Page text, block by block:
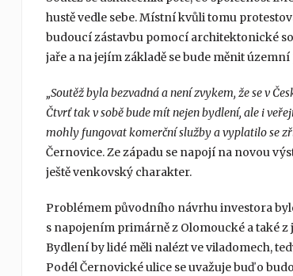
hustě vedle sebe. Místní kvůli tomu
budoucí zástavbu pomocí architektonické
jaře a na jejím základě se bude měnit územní
„Soutěž byla bezvadná a není zvykem, že se v
Čtvrť tak v sobě bude mít nejen bydlení, ale i
mohly fungovat komerční služby a vyplatilo se
Černovice. Ze západu se napojí na novou
ještě venkovský charakter.
Problémem původního návrhu investora
s napojením primárně z Olomoucké a také
Bydlení by lidé měli nalézt ve viladomech,
Podél Černovické ulice se uvažuje buď o